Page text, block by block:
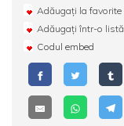
Adăugați la favorite
Adăugați într-o listă
Codul embed